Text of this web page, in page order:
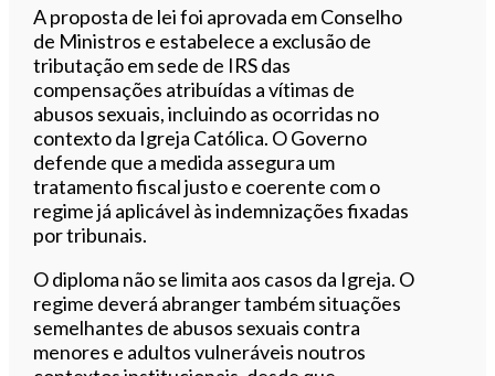
A proposta de lei foi aprovada em Conselho
de Ministros e estabelece a exclusão de
tributação em sede de IRS das
compensações atribuídas a vítimas de
abusos sexuais, incluindo as ocorridas no
contexto da Igreja Católica. O Governo
defende que a medida assegura um
tratamento fiscal justo e coerente com o
regime já aplicável às indemnizações fixadas
por tribunais.
O diploma não se limita aos casos da Igreja. O
regime deverá abranger também situações
semelhantes de abusos sexuais contra
menores e adultos vulneráveis noutros